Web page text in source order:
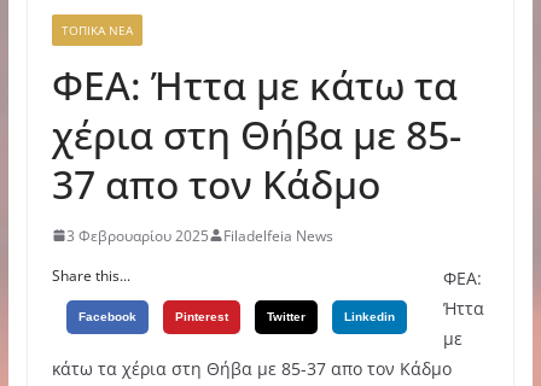
ΤΟΠΙΚΑ ΝΕΑ
ΦΕΑ: Ήττα με κάτω τα
χέρια στη Θήβα με 85-
37 απο τον Κάδμο
3 Φεβρουαρίου 2025
Filadelfeia News
Share this...
Facebook Pinterest Twitter Linkedin
ΦΕΑ:
Ήττα
με
κάτω τα χέρια στη Θήβα με 85-37 απο τον Κάδμο